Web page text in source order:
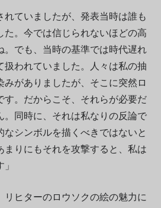
れていましたが、発表当時は誰も
た。今では信じられないほどの高
。でも、当時の基準では時代遅れ
扱われていました。人々は私の抽
がありましたが、そこに突然ロ
す。だからこそ、それらが必要だ
。同時に、それは私なりの反論で
なシンボルを描くべきではないと
まりにもそれを攻撃すると、私は
リヒターのロウソクの絵の魅力に